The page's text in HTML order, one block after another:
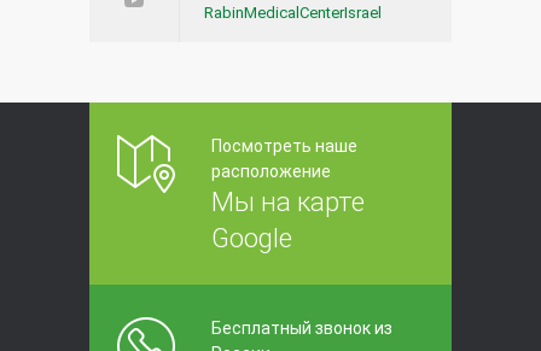
RabinMedicalCenterIsrael
Посмотреть наше
расположение
Мы на карте
Google
Бесплатный звонок из